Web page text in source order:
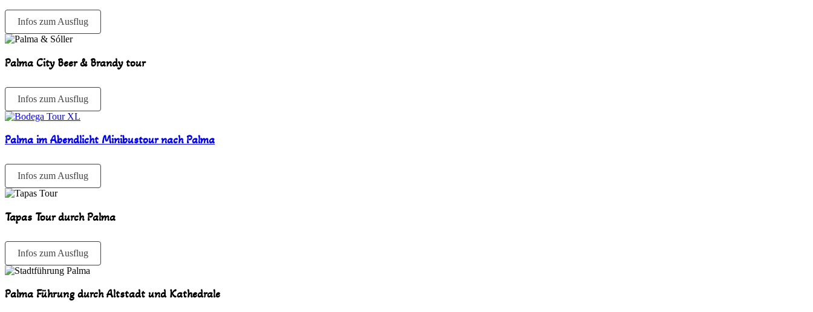
Infos zum Ausflug
Palma City Beer & Brandy tour
Infos zum Ausflug
Palma im Abendlicht Minibustour nach Palma
Infos zum Ausflug
Tapas Tour durch Palma
Infos zum Ausflug
Palma Führung durch Altstadt und Kathedrale